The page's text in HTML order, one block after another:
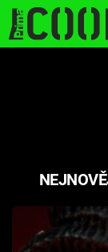
Témata